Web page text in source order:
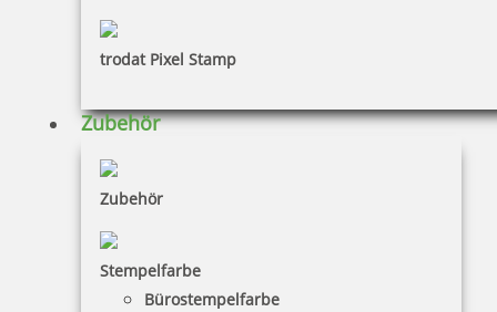
trodat Pixel Stamp
Zubehör
Zubehör
Stempelfarbe
Bürostempelfarbe